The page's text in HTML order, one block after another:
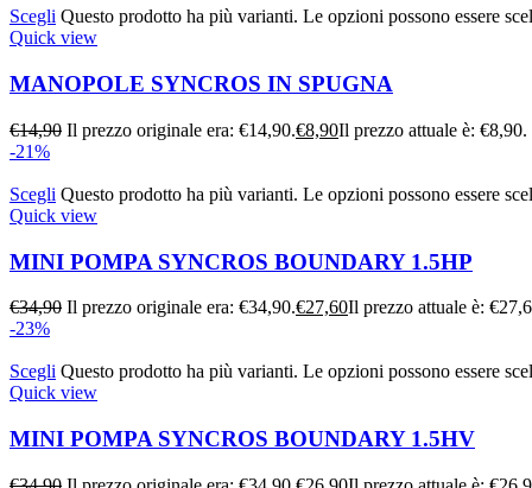
Scegli Questo prodotto ha più varianti. Le opzioni possono essere
Quick view
MANOPOLE SYNCROS IN SPUGNA
€14,90 Il prezzo originale era: €14,90.€8,90Il prezzo attuale è: €8,90.
-21%
Scegli Questo prodotto ha più varianti. Le opzioni possono essere
Quick view
MINI POMPA SYNCROS BOUNDARY 1.5HP
€34,90 Il prezzo originale era: €34,90.€27,60Il prezzo attuale è:
-23%
Scegli Questo prodotto ha più varianti. Le opzioni possono essere
Quick view
MINI POMPA SYNCROS BOUNDARY 1.5HV